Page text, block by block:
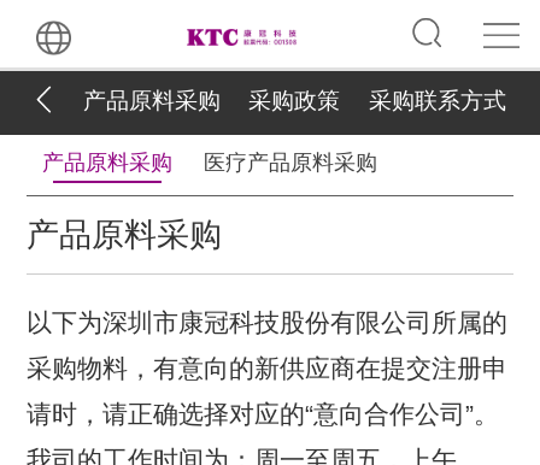
产品原料采购 采购政策 采购联系方式
产品原料采购 医疗产品原料采购
产品原料采购
以下为深圳市康冠科技股份有限公司所属的
采购物料，有意向的新供应商在提交注册申
请时，请正确选择对应的“意向合作公司”。